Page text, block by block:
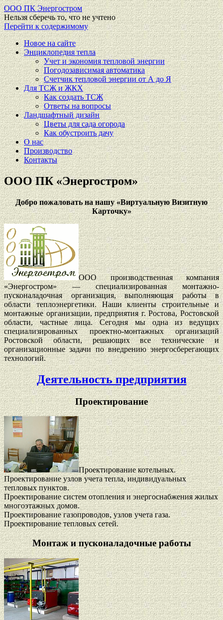
ООО ПК Энергостром
Нельзя сберечь то, что не учтено
Перейти к содержимому
Новое на сайте
Энциклопедия тепла
Учет и экономия тепловой энергии
Погодозависимая автоматика
Счетчик тепловой энергии от А до Я
Для ТСЖ и ЖКХ
Как создать ТСЖ
Ответы на вопросы
Ландшафтный дизайн
Цветы для сада огорода
Как обустроить дачу
О нас
Производство
Контакты
ООО ПК «Энергостром»
Добро пожаловать на нашу «Виртуальную Визитную
Карточку»
ООО производственная компания
«Энергостром» — специализированная монтажно-
пусконаладочная организация, выполняющая работы в
области теплоэнергетики. Наши клиенты строительные и
монтажные организации, предприятия г. Ростова, Ростовской
области, частные лица. Сегодня мы одна из ведущих
специализированных проектно-монтажных организаций
Ростовской области, решающих все технические и
организационные задачи по внедрению энергосберегающих
технологий.
Деятельность предприятия
Проектирование
Проектирование котельных.
Проектирование узлов учета тепла, индивидуальных
тепловых пунктов.
Проектирование систем отопления и энергоснабжения жилых
многоэтажных домов.
Проектирование газопроводов, узлов учета газа.
Проектирование тепловых сетей.
Монтаж и пусконаладочные работы